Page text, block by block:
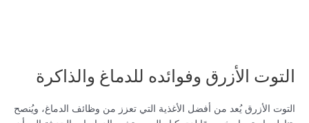
التوت الأزرق وفوائده للدماغ والذاكرة
التوت الأزرق يُعد من أفضل الأغذية التي تعزز من وظائف الدماغ، ويُنصح